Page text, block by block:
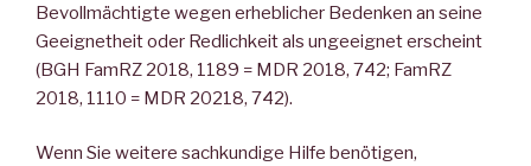
Bevollmächtigte wegen erheblicher Bedenken an seine
Geeignetheit oder Redlichkeit als ungeeignet erscheint
(BGH FamRZ 2018, 1189 = MDR 2018, 742; FamRZ
2018, 1110 = MDR 20218, 742).
Wenn Sie weitere sachkundige Hilfe benötigen,